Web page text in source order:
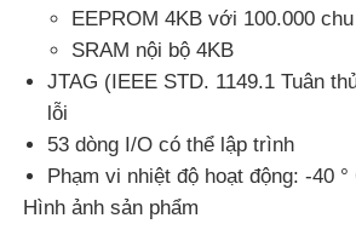
Tin tức
Các vụ án
FPGA Field Programmable Gate
EEPROM 4KB với 100.000
SRAM nội bộ 4KB
JTAG (IEEE STD. 1149.1 Tuân
lỗi
53 dòng I/O có thể lập trình
Phạm vi nhiệt độ hoạt động: -40 °
Hình ảnh sản phẩm